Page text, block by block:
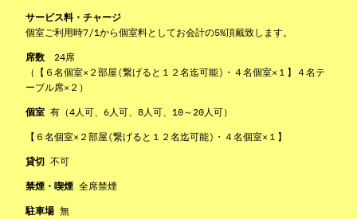
サービス料・チャージ
個室ご利用時7/1から個室料としてお会計の5%頂戴致します。
席数 24席
（【６名個室×２部屋(繋げると１２名迄可能)・４名個室×１】４名テ
ーブル席×２）
個室 有（4人可、6人可、8人可、10～20人可）
【６名個室×２部屋(繋げると１２名迄可能)・４名個室×１】
貸切 不可
禁煙・喫煙 全席禁煙
駐車場 無